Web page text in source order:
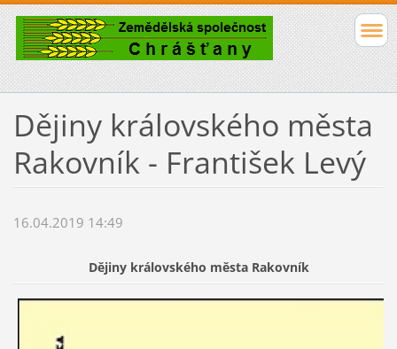
Dějiny královského města
Rakovník - František Levý
16.04.2019 14:49
Dějiny královského města Rakovník